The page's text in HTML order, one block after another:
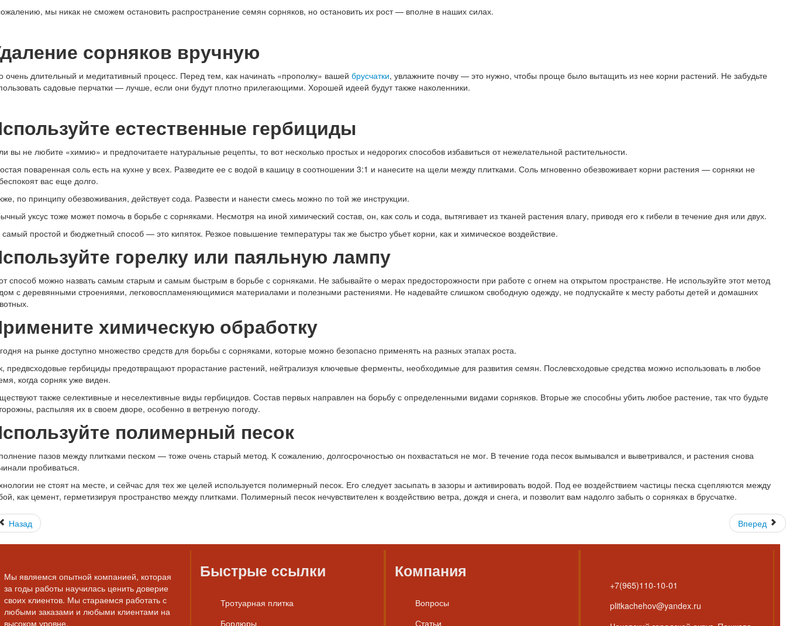
мы никак не сможем остановить распространение семян сорняков, но остановить их рост — вполне в наших силах.
сорняков вручную
очень длительный и медитативный процесс. Перед тем, как начинать «прополку» вашей брусчатки, увлажните почву — это нужно, чтобы проще было вытащить из нее корни растений. Не забудьте
садовые перчатки — лучше, если они будут плотно прилегающими. Хорошей идеей будут также наколенники.
естественные гербициды
вы не любите «химию» и предпочитаете натуральные рецепты, то вот несколько простых и недорогих способов избавиться от нежелательной растительности.
поваренная соль есть на кухне у всех. Разведите ее с водой в кашицу в соотношении 3:1 и нанесите на щели между плитками. Соль мгновенно обезвоживает корни растения — сорняки не
вас еще долго.
по принципу обезвоживания, действует сода. Развести и нанести смесь можно по той же инструкции.
уксус тоже может помочь в борьбе с сорняками. Несмотря на иной химический состав, он, как соль и сода, вытягивает из тканей растения влагу, приводя его к гибели в течение дня или двух.
простой и бюджетный способ — это кипяток. Резкое повышение температуры так же быстро убьет корни, как и химическое воздействие.
горелку или паяльную лампу
способ можно назвать самым старым и самым быстрым в борьбе с сорняками. Не забывайте о мерах предосторожности при работе с огнем на открытом пространстве. Не используйте этот метод
с деревянными строениями, легковоспламеняющимися материалами и полезными растениями. Не надевайте слишком свободную одежду, не подпускайте к месту работы детей и домашних
химическую обработку
на рынке доступно множество средств для борьбы с сорняками, которые можно безопасно применять на разных этапах роста.
предвсходовые гербициды предотвращают прорастание растений, нейтрализуя ключевые ферменты, необходимые для развития семян. Послевсходовые средства можно использовать в любое
когда сорняк уже виден.
также селективные и неселективные виды гербицидов. Состав первых направлен на борьбу с определенными видами сорняков. Вторые же способны убить любое растение, так что будьте
распыляя их в своем дворе, особенно в ветреную погоду.
полимерный песок
пазов между плитками песком — тоже очень старый метод. К сожалению, долгосрочностью он похвастаться не мог. В течение года песок вымывался и выветривался, и растения снова
пробиваться.
не стоят на месте, и сейчас для тех же целей используется полимерный песок. Его следует засыпать в зазоры и активировать водой. Под ее воздействием частицы песка сцепляются между
как цемент, герметизируя пространство между плитками. Полимерный песок нечувствителен к воздействию ветра, дождя и снега, и позволит вам надолго забыть о сорняках в брусчатке.
Назад Вперед
Мы являемся опытной компанией, которая
за годы работы научилась ценить доверие
своих клиентов. Мы стараемся работать с
любыми заказами и любыми клиентами на
высоком уровне.
Быстрые ссылки
Тротуарная плитка
Бордюры
Компания
Вопросы
Статьи
+7(965)110-10-01
plitkachehov@yandex.ru